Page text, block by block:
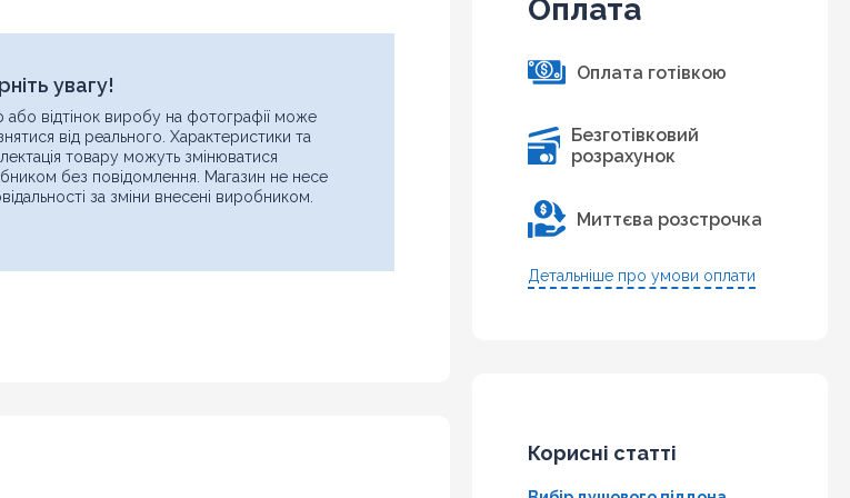
увагу!
або відтінок виробу на фотографії може
від реального. Характеристики та
товару можуть змінюватися
без повідомлення. Магазин не несе
за зміни внесені виробником.
Оплата
Оплата готівкою
Безготівковий
розрахунок
Миттєва розстрочка
Детальніше про умови оплати
Корисні статті